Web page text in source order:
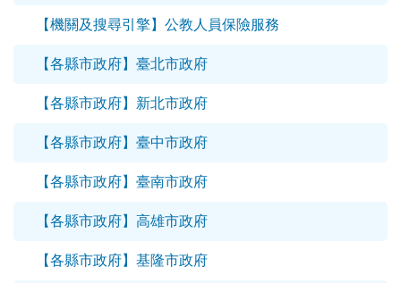
【機關及搜尋引擎】公教人員保險服務
【各縣市政府】臺北市政府
【各縣市政府】新北市政府
【各縣市政府】臺中市政府
【各縣市政府】臺南市政府
【各縣市政府】高雄市政府
【各縣市政府】基隆市政府